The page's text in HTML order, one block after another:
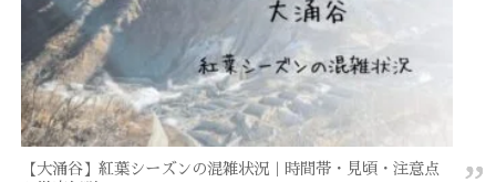
【大涌谷】紅葉シーズンの混雑状況｜時間帯・見頃・注意点